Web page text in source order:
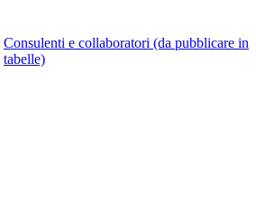
Consulenti e collaboratori (da pubblicare in
tabelle)